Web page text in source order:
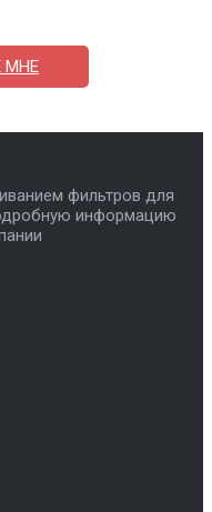
МНЕ
фильтров для
информацию